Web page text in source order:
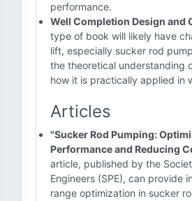
performance.
Well Completion Design and
type of book will likely have
lift, especially sucker rod
the theoretical understanding
how it is practically applied in
Articles
"Sucker Rod Pumping:
Performance and Reducing
article, published by the
Engineers (SPE), can provide
range optimization in sucker